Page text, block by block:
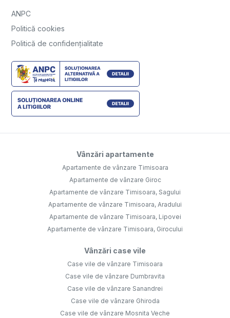
ANPC
Politică cookies
Politică de confidențialitate
Vânzări apartamente
Apartamente de vânzare Timisoara
Apartamente de vânzare Giroc
Apartamente de vânzare Timisoara, Sagului
Apartamente de vânzare Timisoara, Aradului
Apartamente de vânzare Timisoara, Lipovei
Apartamente de vânzare Timisoara, Girocului
Vânzări case vile
Case vile de vânzare Timisoara
Case vile de vânzare Dumbravita
Case vile de vânzare Sanandrei
Case vile de vânzare Ghiroda
Case vile de vânzare Mosnita Veche